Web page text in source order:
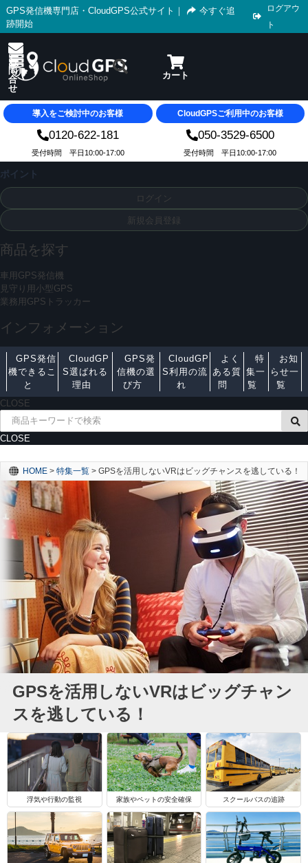
GPS発信機専門店・CloudGPS公式サイト ｜
今すぐ追
跡開始
ログアウ
ト
導入をご検討中のお客様 CloudGPSご利用中のお客様
0120-622-181 050-3529-6500
受付時間 平日10:00-17:00 受付時間 平日10:00-17:00
ポイント
ログイン
新規会員登録
商品を探す
車用GPS発信機
見守り用小型GPS
業務用GPSトラッカー
インフォメーション
GPS発信
機できるこ
と
CloudGP
S選ばれる
理由
GPS発
信機の選
び方
CloudGP
S利用の流
れ
よく
ある質
問
特
集一
覧
お知
らせ一
覧
CLOSE
CLOSE
HOME > 特集一覧 > GPSを活用しないVRはビッグチャンスを逃している！
GPSを活用しないVRはビッグチャン
スを逃している！
浮気や行動の監視 家族やペットの安全確保 スクールバスの追跡